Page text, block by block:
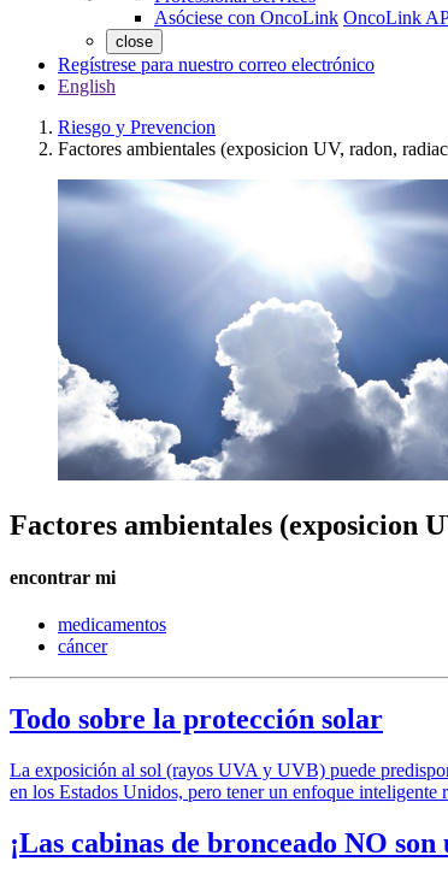
Asóciese con OncoLink OncoLink
close
Regístrese para nuestro correo electrónico
English
Riesgo y Prevencion
Factores ambientales (exposicion UV, radon,
Factores ambientales (exposicion
encontrar mi
medicamentos
cáncer
Todo sobre la protección solar
La exposición al sol (rayos UVA y UVB) puede
en los Estados Unidos, pero tener un enfoque
¡Las cabinas de bronceado NO